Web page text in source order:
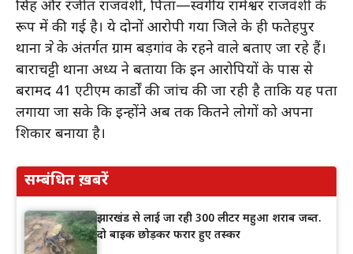
सिंह और रंजीत राजवंशी, पिता—स्वर्गीय रामेश्वर राजवंशी के
रूप में की गई है। ये दोनों आरोपी गया जिले के ही फतेहपुर
थाना क्षेत्र के अंतर्गत ग्राम बड़गांव के रहने वाले बताए जा रहे हैं।
बाराचट्टी थाना अध्यक्ष ने बताया कि इन आरोपियों के पास से
बरामद 41 एटीएम कार्डों की जांच की जा रही है ताकि यह पता
लगाया जा सके कि इन्होंने अब तक कितने लोगों को अपना
शिकार बनाया है।
सम्बंधित ख़बरें
झारखंड से लाई जा रही 300 लीटर महुआ शराब जब्त.
दो बाइक छोड़कर फरार हुए तस्कर